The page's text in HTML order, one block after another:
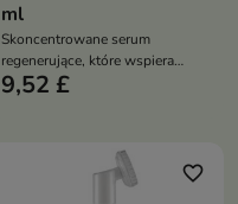
ml
Skoncentrowane serum
regenerujące, które wspiera
odbudowę skóry, wygładza
9,52 £
favorite_border